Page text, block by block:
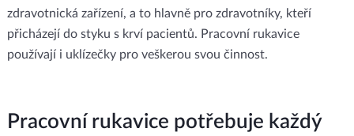
zdravotnická zařízení, a to hlavně pro zdravotníky, kteří
přicházejí do styku s krví pacientů. Pracovní rukavice
používají i uklízečky pro veškerou svou činnost.
Pracovní rukavice potřebuje každý